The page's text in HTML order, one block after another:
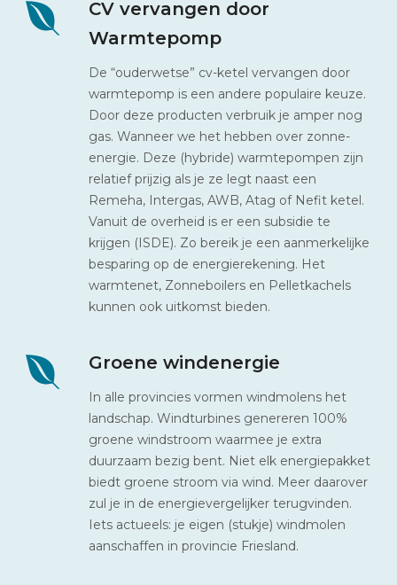
CV vervangen door
Warmtepomp
De “ouderwetse” cv-ketel vervangen door
warmtepomp is een andere populaire keuze.
Door deze producten verbruik je amper nog
gas. Wanneer we het hebben over zonne-
energie. Deze (hybride) warmtepompen zijn
relatief prijzig als je ze legt naast een
Remeha, Intergas, AWB, Atag of Nefit ketel.
Vanuit de overheid is er een subsidie te
krijgen (ISDE). Zo bereik je een aanmerkelijke
besparing op de energierekening. Het
warmtenet, Zonneboilers en Pelletkachels
kunnen ook uitkomst bieden.
Groene windenergie
In alle provincies vormen windmolens het
landschap. Windturbines genereren 100%
groene windstroom waarmee je extra
duurzaam bezig bent. Niet elk energiepakket
biedt groene stroom via wind. Meer daarover
zul je in de energievergelijker terugvinden.
Iets actueels: je eigen (stukje) windmolen
aanschaffen in provincie Friesland.